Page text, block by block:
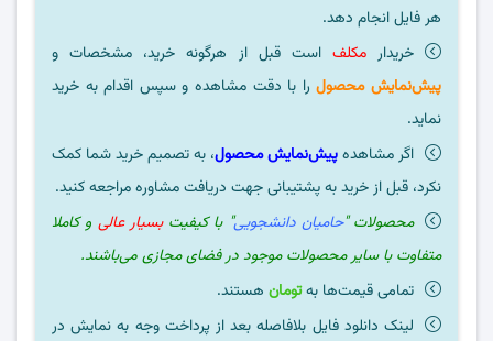
هر فایل انجام دهد.
خریدارمکلف است قبل از هرگونه خرید، مشخصات و
پیش‌نمایش محصولرا با دقت مشاهده و سپس اقدام به خرید
نماید.
اگر مشاهدهپیش‌نمایش محصول، به تصمیم خرید شما کمک
نکرد، قبل از خرید به پشتیبانی جهت دریافت مشاوره مراجعه کنید.
محصولات "حامیان دانشجویی" با کیفیت بسیار عالی و کاملا
متفاوت با سایر محصولات موجود در فضای مجازی می‌باشند.
تمامی قیمت‌ها بهتومان هستند.
لینک دانلود فایل بلافاصله بعد از پرداخت وجه به نمایش در